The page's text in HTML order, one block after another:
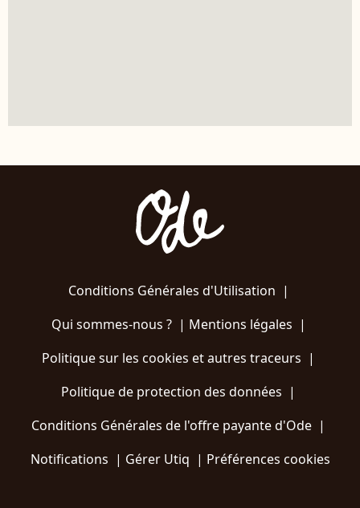
Conditions Générales d'Utilisation |
Qui sommes-nous ?| Mentions légales |
Politique sur les cookies et autres traceurs |
Politique de protection des données |
Conditions Générales de l'offre payante d'Ode |
Notifications | Gérer Utiq | Préférences cookies